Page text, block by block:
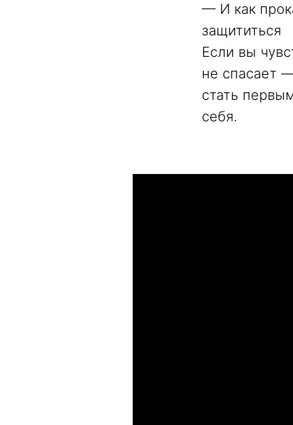
— И как
защититься
Если вы
не спасает
стать
себя.